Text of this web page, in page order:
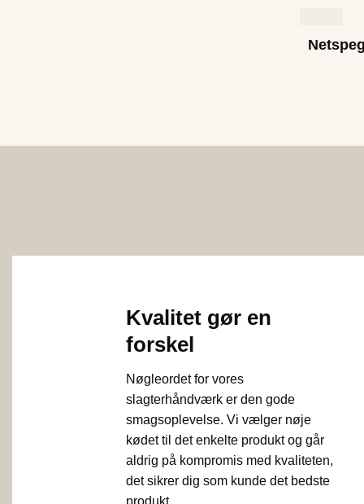
Kvalitet gør en
forskel
Nøgleordet for vores
slagterhåndværk er den gode
smagsoplevelse. Vi vælger nøje
kødet til det enkelte produkt og går
aldrig på kompromis med kvaliteten,
det sikrer dig som kunde det bedste
produkt.